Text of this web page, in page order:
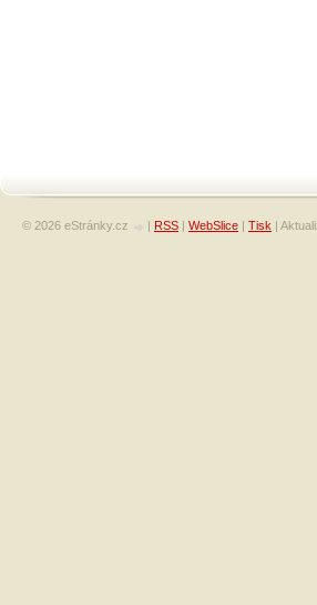
© 2026 eStránky.cz | RSS | WebSlice | Tisk |